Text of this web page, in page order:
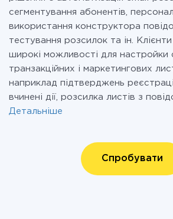
сегментування абонентів,
використання конструктора
тестування розсилок та ін.
широкі можливості для настройки
транзакційних і маркетингових
наприклад підтверджень
вчинені дії, розсилка листів з
Детальніше
Спробувати